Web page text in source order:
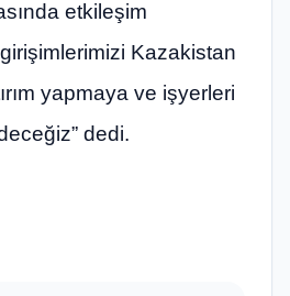
etkileşim
Kazakistan
yapmaya ve işyerleri
dedi.